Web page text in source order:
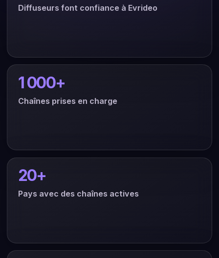
Diffuseurs font confiance à Evrideo
1 000+
Chaînes prises en charge
20+
Pays avec des chaînes actives